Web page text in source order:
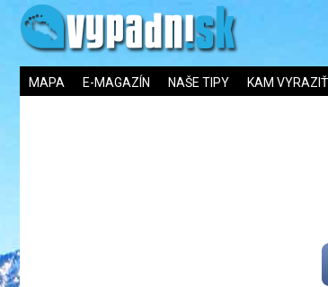
MAPA E-MAGAZÍN NAŠE TIPY KAM VYRAZIŤ